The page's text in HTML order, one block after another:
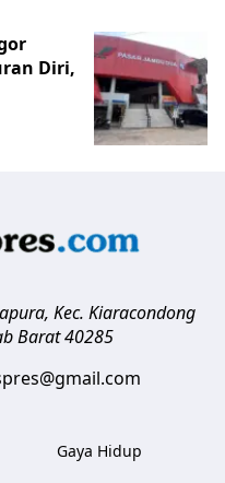
Diri,
Kec. Kiaracondong
Barat 40285
Gaya Hidup